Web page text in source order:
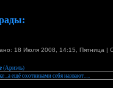
18 Июля 2008, 14:15, Пятница |
(Ариэль)
ещё охотниками себя назвают.....